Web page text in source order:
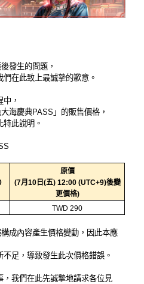
發生的問題，
在此致上最誠摯的歉意。
，
海慶典PASS」的販售價格，
此說明。
原價
(7月10日(五) 12:00 (UTC+9)後變
更價格)
TWD 290
成內容產生價格變動，因此本應
足，導致發生此次價格錯誤。
我們在此先誠摯地請求各位見